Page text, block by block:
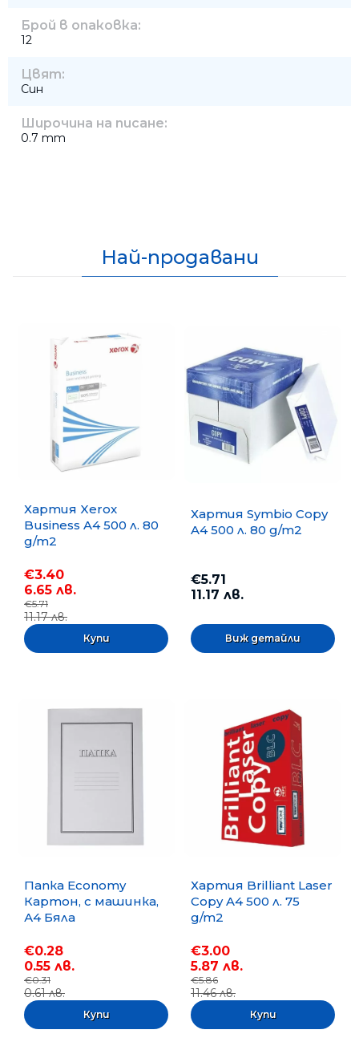
Брой в опаковка:
12
Цвят:
Син
Широчина на писане:
0.7 mm
Най-продавани
Хартия Xerox
Business A4 500 л. 80
g/m2
€3.40
6.65 лв.
€5.71
11.17 лв.
Хартия Symbio Copy
A4 500 л. 80 g/m2
€5.71
11.17 лв.
Виж детайли
Папка Economy
Картон, с машинка,
А4 Бяла
€0.28
0.55 лв.
€0.31
0.61 лв.
Хартия Brilliant Laser
Copy A4 500 л. 75
g/m2
€3.00
5.87 лв.
€5.86
11.46 лв.